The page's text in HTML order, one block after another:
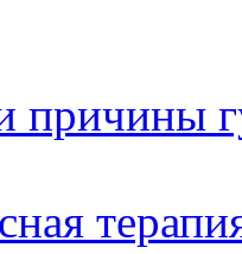
причины